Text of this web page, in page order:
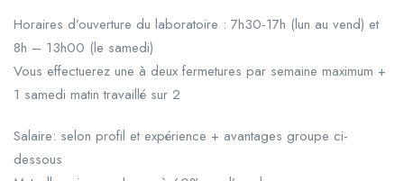
Horaires d’ouverture du laboratoire : 7h30-17h (lun au vend) et
8h – 13h00 (le samedi)
Vous effectuerez une à deux fermetures par semaine maximum +
1 samedi matin travaillé sur 2
Salaire: selon profil et expérience + avantages groupe ci-
dessous